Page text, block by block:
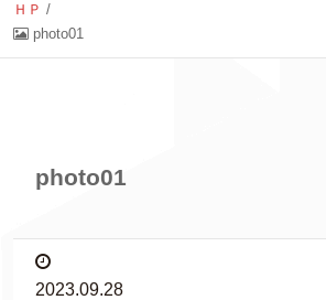
ＨＰ /
photo01
photo01
2023.09.28